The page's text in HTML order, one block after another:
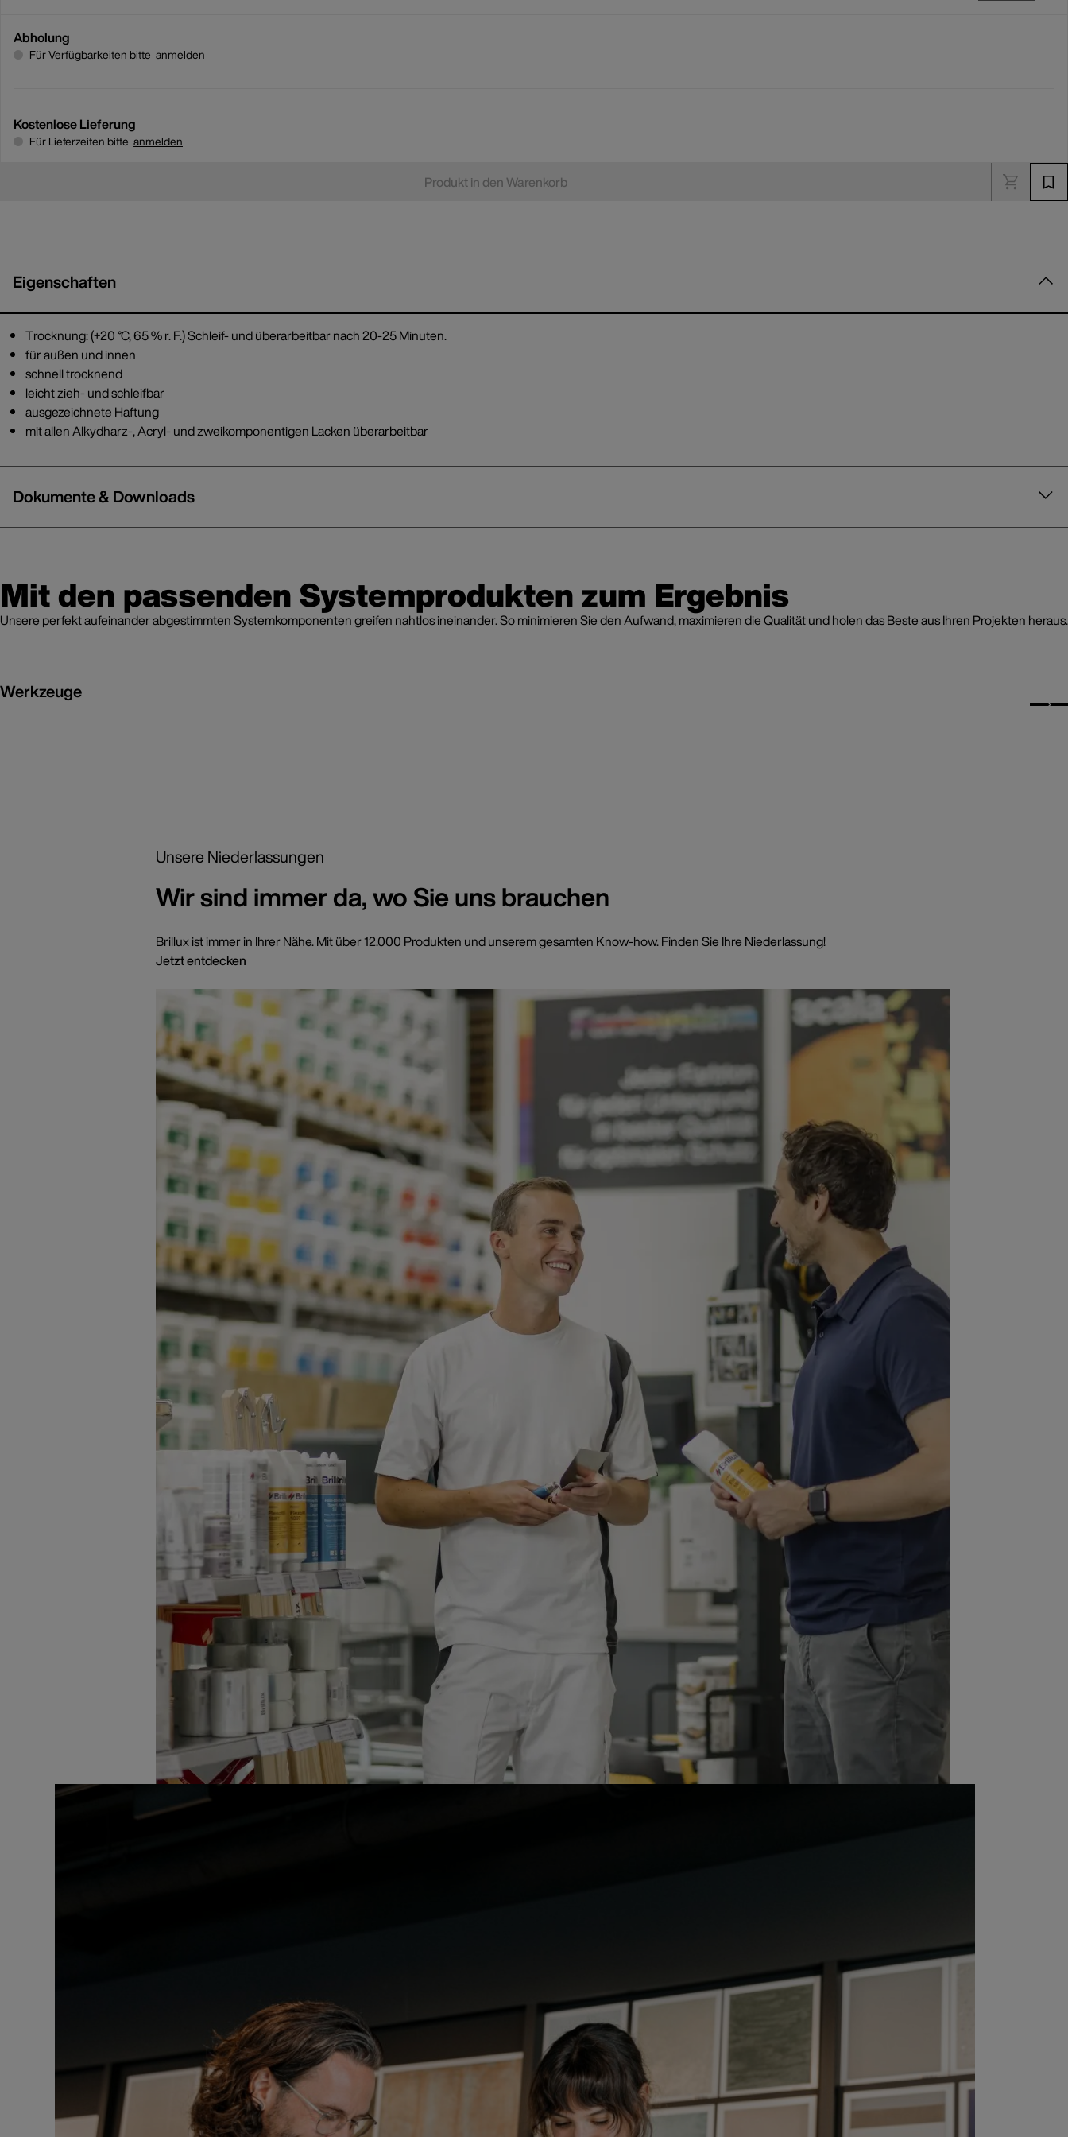
Abholung
Für Verfügbarkeiten bitte anmelden
Kostenlose Lieferung
Für Lieferzeiten bitte anmelden
Produkt in den Warenkorb
Eigenschaften
Trocknung: (+20 °C, 65 % r. F.) Schleif- und überarbeitbar nach 20-25 Minuten.
für außen und innen
schnell trocknend
leicht zieh- und schleifbar
ausgezeichnete Haftung
mit allen Alkydharz-, Acryl- und zweikomponentigen Lacken überarbeitbar
Dokumente & Downloads
Mit den passenden Systemprodukten zum Ergebnis
Unsere perfekt aufeinander abgestimmten Systemkomponenten greifen nahtlos ineinander. So minimieren Sie den Aufwand, maximieren die Qualität und holen das Beste aus Ihren Projekten heraus.
Werkzeuge
Unsere Niederlassungen
Wir sind immer da, wo Sie uns brauchen
Brillux ist immer in Ihrer Nähe. Mit über 12.000 Produkten und unserem gesamten Know-how. Finden Sie Ihre Niederlassung!
Jetzt entdecken